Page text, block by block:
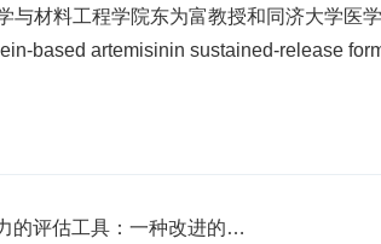
与材料工程学院东为富教授和同济大学医
based artemisinin sustained-release
的评估工具：一种改进的…